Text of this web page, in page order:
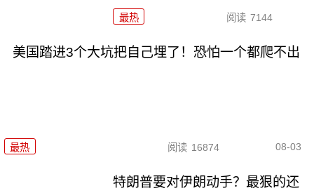
最热 阅读 7144
美国踏进3个大坑把自己埋了！恐怕一个都爬不出
最热 阅读 16874 08-03
特朗普要对伊朗动手？最狠的还